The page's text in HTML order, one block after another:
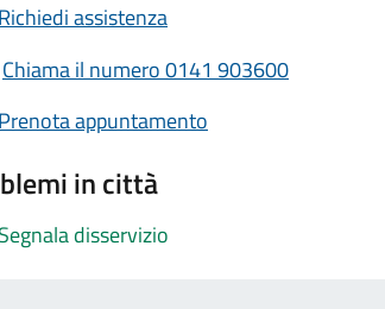
Richiedi assistenza
Chiama il numero 0141 903600
Prenota appuntamento
in città
Segnala disservizio